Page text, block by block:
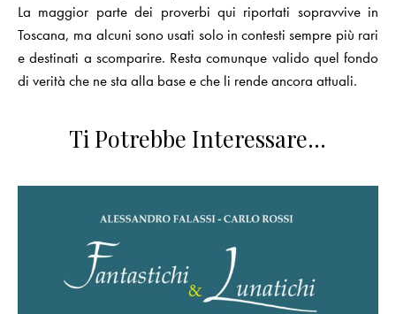
La maggior parte dei proverbi qui riportati sopravvive in
Toscana, ma alcuni sono usati solo in contesti sempre più rari
e destinati a scomparire. Resta comunque valido quel fondo
di verità che ne sta alla base e che li rende ancora attuali.
Ti Potrebbe Interessare…